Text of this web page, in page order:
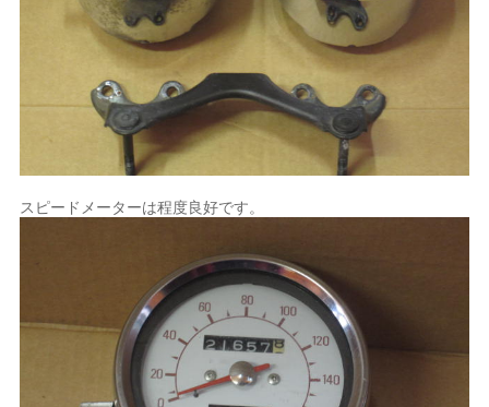
スピードメーターは程度良好です。